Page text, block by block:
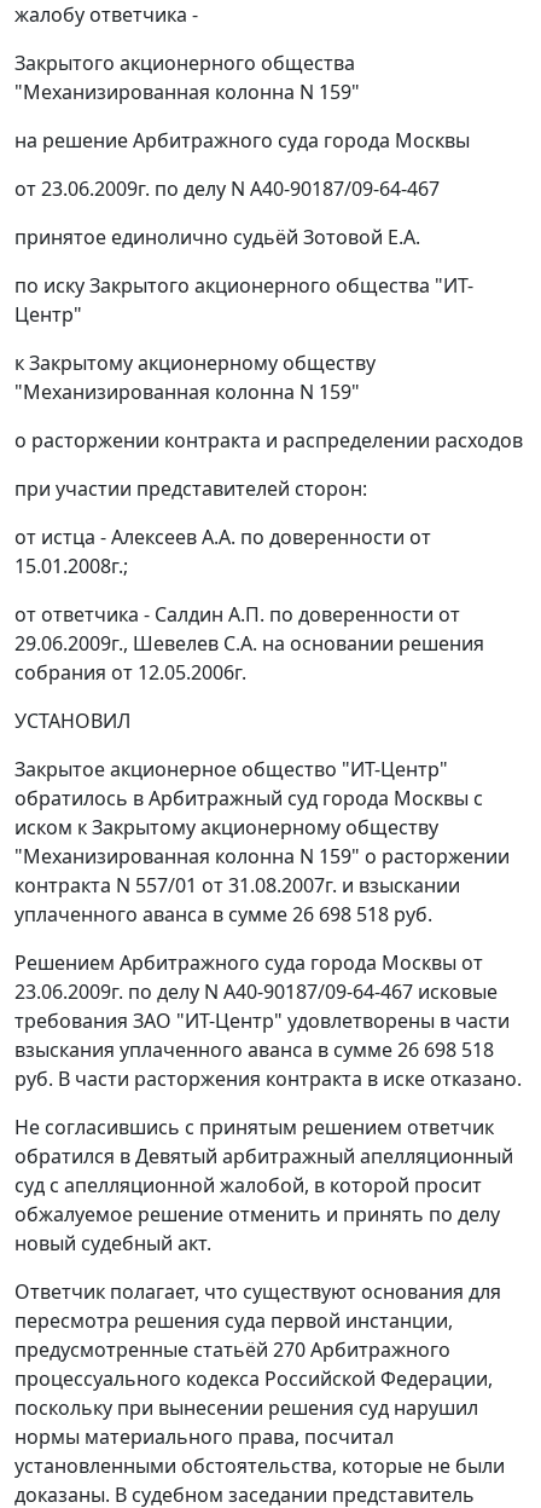
жалобу ответчика -
Закрытого акционерного общества
"Механизированная колонна N 159"
на решение Арбитражного суда города Москвы
от 23.06.2009г. по делу N А40-90187/09-64-467
принятое единолично судьёй Зотовой Е.А.
по иску Закрытого акционерного общества "ИТ-
Центр"
к Закрытому акционерному обществу
"Механизированная колонна N 159"
о расторжении контракта и распределении расходов
при участии представителей сторон:
от истца - Алексеев А.А. по доверенности от
15.01.2008г.;
от ответчика - Салдин А.П. по доверенности от
29.06.2009г., Шевелев С.А. на основании решения
собрания от 12.05.2006г.
УСТАНОВИЛ
Закрытое акционерное общество "ИТ-Центр"
обратилось в Арбитражный суд города Москвы с
иском к Закрытому акционерному обществу
"Механизированная колонна N 159" о расторжении
контракта N 557/01 от 31.08.2007г. и взыскании
уплаченного аванса в сумме 26 698 518 руб.
Решением Арбитражного суда города Москвы от
23.06.2009г. по делу N А40-90187/09-64-467 исковые
требования ЗАО "ИТ-Центр" удовлетворены в части
взыскания уплаченного аванса в сумме 26 698 518
руб. В части расторжения контракта в иске отказано.
Не согласившись с принятым решением ответчик
обратился в Девятый арбитражный апелляционный
суд с апелляционной жалобой, в которой просит
обжалуемое решение отменить и принять по делу
новый судебный акт.
Ответчик полагает, что существуют основания для
пересмотра решения суда первой инстанции,
предусмотренные статьёй 270Арбитражного
процессуального кодекса Российской Федерации,
поскольку при вынесении решения суд нарушил
нормы материального права, посчитал
установленными обстоятельства, которые не были
доказаны. В судебном заседании представитель